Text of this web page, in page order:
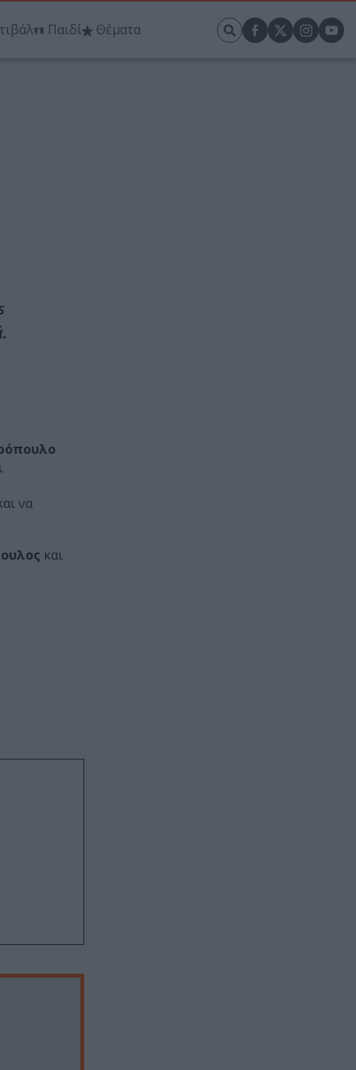
Παιδί Θέματα
.
να
και